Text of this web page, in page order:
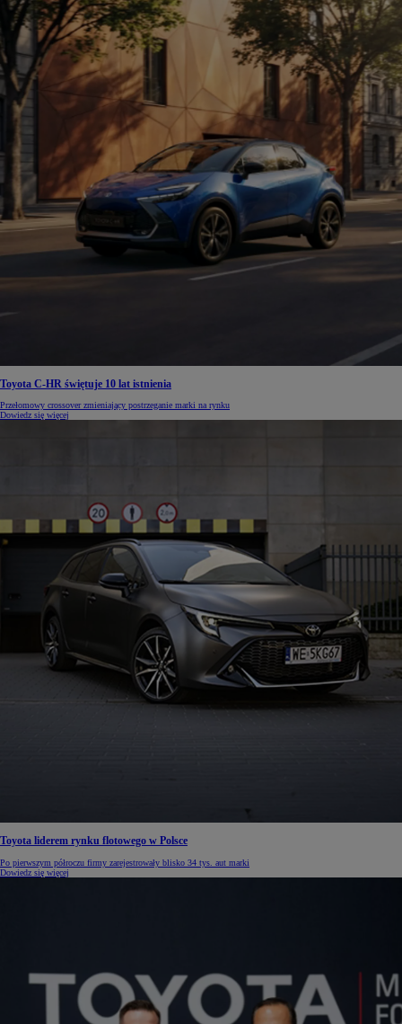
Toyota C-HR świętuje 10 lat istnienia
Przełomowy crossover zmieniający postrzeganie marki na rynku
Dowiedz się więcej
Toyota liderem rynku flotowego w Polsce
Po pierwszym półroczu firmy zarejestrowały blisko 34 tys. aut marki
Dowiedz się więcej